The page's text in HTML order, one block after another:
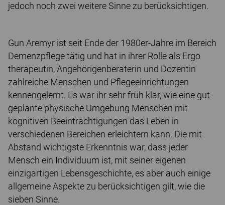
jedoch noch zwei weitere Sinne zu berücksichtigen.
Gun Aremyr ist seit Ende der 1980er-Jahre im Bereich
Demenzpflege tätig und hat in ihrer Rolle als Ergo
therapeutin, Angehörigenberaterin und Dozentin
zahlreiche Menschen und Pflegeeinrichtungen
kennengelernt. Es war ihr sehr früh klar, wie eine gut
geplante physische Umgebung Menschen mit
kognitiven Beeinträchtigungen das Leben in
verschiedenen Bereichen erleichtern kann. Die mit
Abstand wichtigste Erkenntnis war, dass jeder
Mensch ein Individuum ist, mit seiner eigenen
einzigartigen Lebensgeschichte, es aber auch einige
allgemeine Aspekte zu berücksichtigen gilt, wie die
sieben Sinne.